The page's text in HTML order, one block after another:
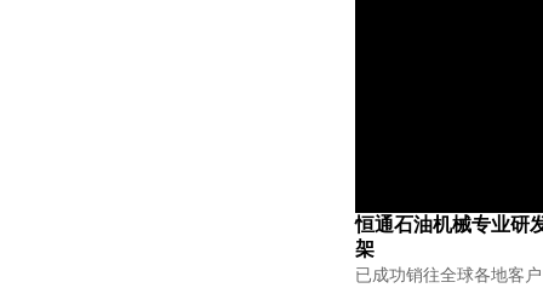
恒通石油机械专业研
架
已成功销往全球各地客